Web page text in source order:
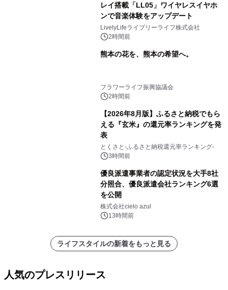
レイ搭載「LL05」ワイヤレスイヤホ
ンで音楽体験をアップデート
LivelyLifeライブリーライフ株式会社
2時間前
熊本の花を、熊本の希望へ。
フラワーライフ振興協議会
2時間前
【2026年8月版】ふるさと納税でもら
える『玄米』の還元率ランキングを発
表
とくさと-ふるさと納税還元率ランキング-
3時間前
優良派遣事業者の認定状況を大手8社
分照合、優良派遣会社ランキング6選
を公開
株式会社cielo azul
13時間前
ライフスタイルの新着をもっと見る
人気のプレスリリース